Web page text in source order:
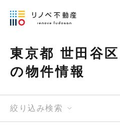
東京都 世田谷
の物件情報
絞り込み検索